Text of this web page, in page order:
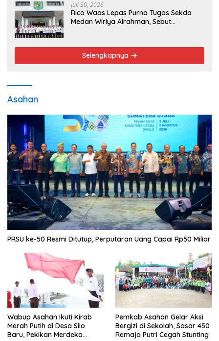
Juli 30, 2026
Rico Waas Lepas Purna Tugas Sekda
Medan Wiriya Alrahman, Sebut
Selengkapnya
Asahan
PRSU ke-50 Resmi Ditutup, Perputaran Uang Capai Rp50 Miliar
Wabup Asahan Ikuti Kirab
Merah Putih di Desa Silo
Baru, Pekikan Merdeka
Pemkab Asahan Gelar Aksi
Bergizi di Sekolah, Sasar 450
Remaja Putri Cegah Stunting